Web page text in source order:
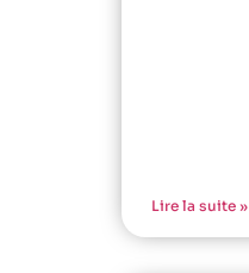
Lire la suite »